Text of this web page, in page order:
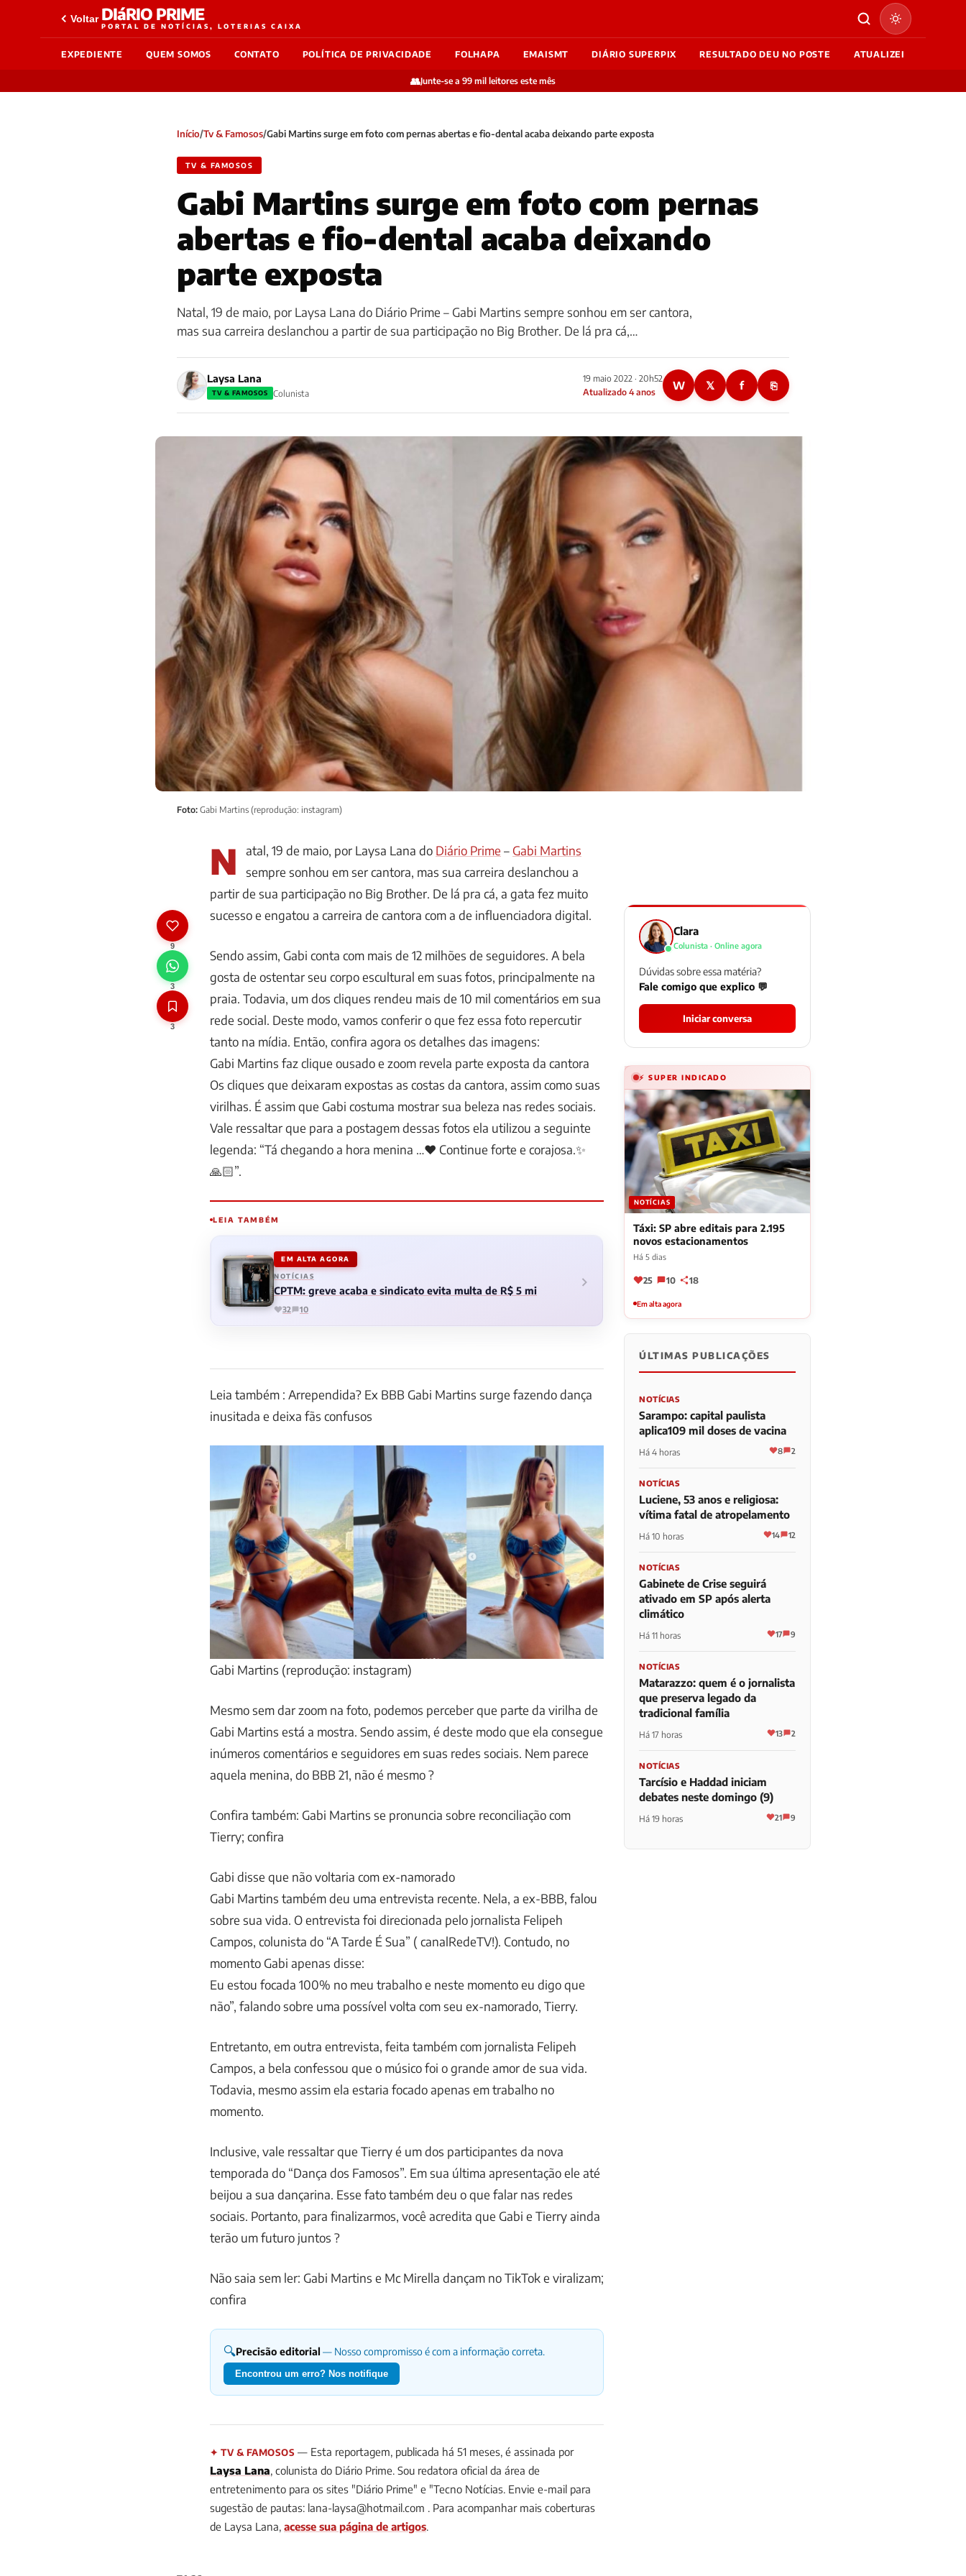
Voltar DIáRIO PRIME
PORTAL DE NOTÍCIAS, LOTERIAS CAIXA
EXPEDIENTE QUEM SOMOS CONTATO POLÍTICA DE PRIVACIDADE FOLHAPA EMAISMT DIÁRIO SUPERPIX RESULTADO DEU NO POSTE ATUALIZEI
👥Junte-se a 99 mil leitores este mês
Início/Tv & Famosos/Gabi Martins surge em foto com pernas abertas e fio-dental acaba deixando parte exposta
TV & FAMOSOS
Gabi Martins surge em foto com pernas
abertas e fio-dental acaba deixando
parte exposta
Natal, 19 de maio, por Laysa Lana do Diário Prime – Gabi Martins sempre sonhou em ser cantora,
mas sua carreira deslanchou a partir de sua participação no Big Brother. De lá pra cá,…
Laysa Lana
TV & FAMOSOS Colunista
19 maio 2022 · 20h52
Atualizado 4 anos
W 𝕏 f ⎘
Foto: Gabi Martins (reprodução: instagram)
9
3
3
N atal, 19 de maio, por Laysa Lana do Diário Prime – Gabi Martins
sempre sonhou em ser cantora, mas sua carreira deslanchou a
partir de sua participação no Big Brother. De lá pra cá, a gata fez muito
sucesso e engatou a carreira de cantora com a de influenciadora digital.
Sendo assim, Gabi conta com mais de 12 milhões de seguidores. A bela
gosta de ostentar seu corpo escultural em suas fotos, principalmente na
praia. Todavia, um dos cliques rendeu mais de 10 mil comentários em sua
rede social. Deste modo, vamos conferir o que fez essa foto repercutir
tanto na mídia. Então, confira agora os detalhes das imagens:
Gabi Martins faz clique ousado e zoom revela parte exposta da cantora
Os cliques que deixaram expostas as costas da cantora, assim como suas
virilhas. É assim que Gabi costuma mostrar sua beleza nas redes sociais.
Vale ressaltar que para a postagem dessas fotos ela utilizou a seguinte
legenda: “Tá chegando a hora menina …❤️ Continue forte e corajosa.✨
🙏🏻”.
LEIA TAMBÉM
EM ALTA AGORA
NOTÍCIAS
CPTM: greve acaba e sindicato evita multa de R$ 5 mi
32 10
Leia também : Arrependida? Ex BBB Gabi Martins surge fazendo dança
inusitada e deixa fãs confusos
Gabi Martins (reprodução: instagram)
Mesmo sem dar zoom na foto, podemos perceber que parte da virilha de
Gabi Martins está a mostra. Sendo assim, é deste modo que ela consegue
inúmeros comentários e seguidores em suas redes sociais. Nem parece
aquela menina, do BBB 21, não é mesmo ?
Confira também: Gabi Martins se pronuncia sobre reconciliação com
Tierry; confira
Gabi disse que não voltaria com ex-namorado
Gabi Martins também deu uma entrevista recente. Nela, a ex-BBB, falou
sobre sua vida. O entrevista foi direcionada pelo jornalista Felipeh
Campos, colunista do “A Tarde É Sua” ( canalRedeTV!). Contudo, no
momento Gabi apenas disse:
Eu estou focada 100% no meu trabalho e neste momento eu digo que
não”, falando sobre uma possível volta com seu ex-namorado, Tierry.
Entretanto, em outra entrevista, feita também com jornalista Felipeh
Campos, a bela confessou que o músico foi o grande amor de sua vida.
Todavia, mesmo assim ela estaria focado apenas em trabalho no
momento.
Inclusive, vale ressaltar que Tierry é um dos participantes da nova
temporada do “Dança dos Famosos”. Em sua última apresentação ele até
beijou a sua dançarina. Esse fato também deu o que falar nas redes
sociais. Portanto, para finalizarmos, você acredita que Gabi e Tierry ainda
terão um futuro juntos ?
Não saia sem ler: Gabi Martins e Mc Mirella dançam no TikTok e viralizam;
confira
🔍Precisão editorial — Nosso compromisso é com a informação correta.
Encontrou um erro? Nos notifique
✦ TV & FAMOSOS — Esta reportagem, publicada há 51 meses, é assinada por
Laysa Lana, colunista do Diário Prime. Sou redatora oficial da área de
entretenimento para os sites "Diário Prime" e "Tecno Notícias. Envie e-mail para
sugestão de pautas: lana-laysa@hotmail.com . Para acompanhar mais coberturas
de Laysa Lana, acesse sua página de artigos.
Clara
Colunista · Online agora
Dúvidas sobre essa matéria?
Fale comigo que explico 💬
Iniciar conversa
⚡ SUPER INDICADO
NOTÍCIAS
Táxi: SP abre editais para 2.195
novos estacionamentos
Há 5 dias
25 10 18
Em alta agora
ÚLTIMAS PUBLICAÇÕES
NOTÍCIAS
Sarampo: capital paulista
aplica109 mil doses de vacina
Há 4 horas 8 2
NOTÍCIAS
Luciene, 53 anos e religiosa:
vítima fatal de atropelamento
Há 10 horas 14 12
NOTÍCIAS
Gabinete de Crise seguirá
ativado em SP após alerta
climático
Há 11 horas 17 9
NOTÍCIAS
Matarazzo: quem é o jornalista
que preserva legado da
tradicional família
Há 17 horas 13 2
NOTÍCIAS
Tarcísio e Haddad iniciam
debates neste domingo (9)
Há 19 horas 21 9